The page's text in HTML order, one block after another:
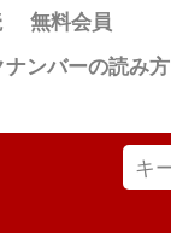
無料会員
ナンバーの読み方